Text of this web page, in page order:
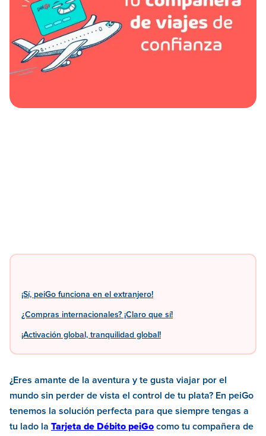
¡Sí, peiGo funciona en el extranjero!
¿Compras internacionales? ¡Claro que sí!
¡Activación global, tranquilidad global!
¿Eres amante de la aventura y te gusta viajar por el
mundo sin perder de vista el control de tu plata? En peiGo
tenemos la solución perfecta para que siempre tengas a
tu lado la Tarjeta de Débito peiGo como tu compañera de